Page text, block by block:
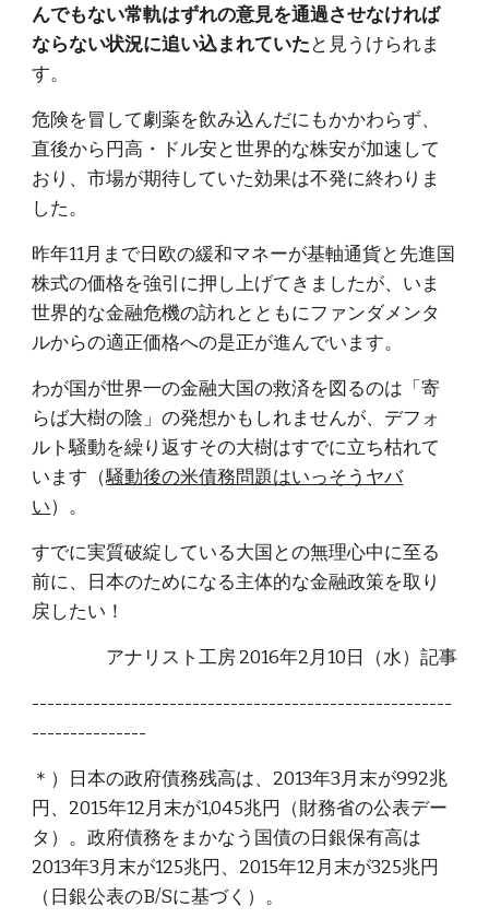
んでもない常軌はずれの意見を通過させなければ
ならない状況に追い込まれていた と見うけられま
す。
危険を冒して劇薬を飲み込んだにもかかわらず、
直後から円高・ドル安と世界的な株安が加速して
おり、市場が期待していた効果は不発に終わりま
した。
昨年11月まで日欧の緩和マネーが基軸通貨と先進国
株式の価格を強引に押し上げてきましたが、いま
世界的な金融危機の訪れとともにファンダメンタ
ルからの適正価格への是正が進んでいます。
わが国が世界一の金融大国の救済を図るのは「寄
らば大樹の陰」の発想かもしれませんが、デフォ
ルト騒動を繰り返すその大樹はすでに立ち枯れて
います（騒動後の米債務問題はいっそうヤバ
い）。
すでに実質破綻している大国との無理心中に至る
前に、日本のためになる主体的な金融政策を取り
戻したい！
アナリスト工房 2016年2月10日（水）記事
-------------------------------------------------------
---------------
＊）日本の政府債務残高は、2013年3月末が992兆
円、2015年12月末が1,045兆円（財務省の公表デー
タ）。政府債務をまかなう国債の日銀保有高は
2013年3月末が125兆円、2015年12月末が325兆円
（日銀公表のB/Sに基づく）。